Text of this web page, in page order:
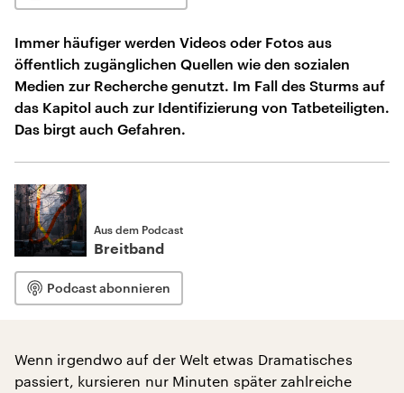
Immer häufiger werden Videos oder Fotos aus
öffentlich zugänglichen Quellen wie den sozialen
Medien zur Recherche genutzt. Im Fall des Sturms auf
das Kapitol auch zur Identifizierung von Tatbeteiligten.
Das birgt auch Gefahren.
Aus dem Podcast
Breitband
Podcast abonnieren
Wenn irgendwo auf der Welt etwas Dramatisches
passiert, kursieren nur Minuten später zahlreiche